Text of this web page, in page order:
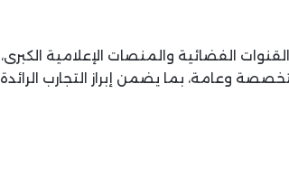
الفضائية والمنصات الإعلامية الكبرى،
وصحفية متخصصة وعامة، بما يضمن إبراز التجارب الرائدة